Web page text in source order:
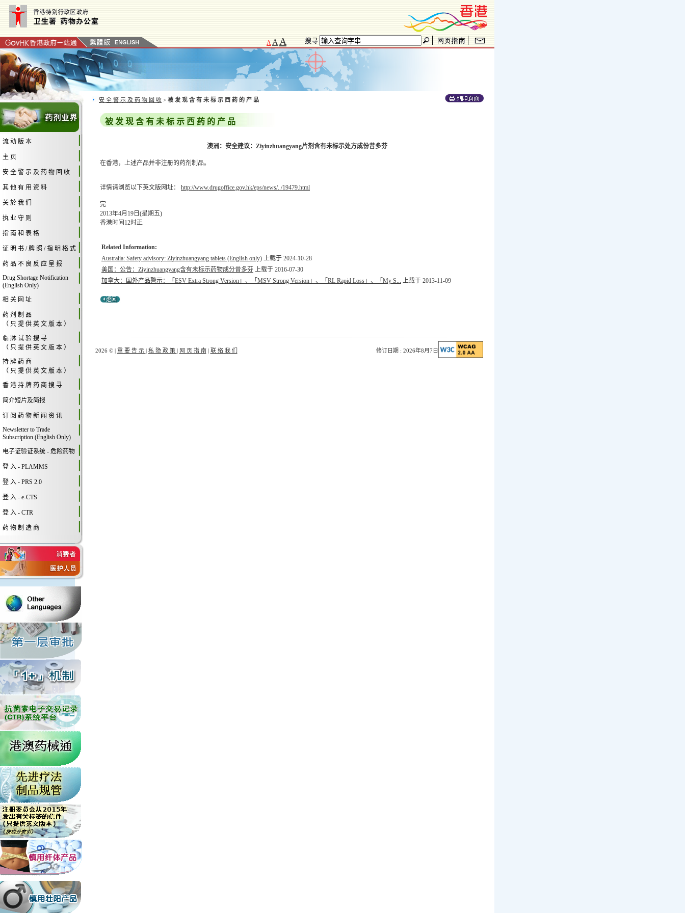
A A A
流 动 版 本
主 页
安 全 警 示 及 药 物 回 收
其 他 有 用 资 料
关 於 我 们
执 业 守 则
指 南 和 表 格
证 明 书 / 牌 照 / 指 明 格 式
药 品 不 良 反 应 呈 报
Drug Shortage Notification
(English Only)
相 关 网 址
药 剂 制 品
（ 只 提 供 英 文 版 本 ）
临 牀 试 验 搜 寻
（ 只 提 供 英 文 版 本 ）
持 牌 药 商
（ 只 提 供 英 文 版 本 ）
香 港 持 牌 药 商 搜 寻
简介短片及简报
订 阅 药 物 新 闻 资 讯
Newsletter to Trade
Subscription (English Only)
电子证验证系统 - 危险药物
登 入 - PLAMMS
登 入 - PRS 2.0
登 入 - e-CTS
登 入 - CTR
药 物 制 造 商
安 全 警 示 及 药 物 回 收 > 被 发 现 含 有 未 标 示 西 药 的 产 品
被 发 现 含 有 未 标 示 西 药 的 产 品
澳洲：安全建议：Ziyinzhuangyang片剂含有未标示处方成份昔多芬
在香港，上述产品并非注册的药剂制品。
详情请浏览以下英文版网址： http://www.drugoffice.gov.hk/eps/news/../19479.html
完
2013年4月19日(星期五)
香港时间12时正
Related Information:
Australia: Safety advisory: Ziyinzhuangyang tablets (English only) 上载于 2024-10-28
美国：公告：Ziyinzhuangyang含有未标示药物成分昔多芬 上载于 2016-07-30
加拿大：国外产品警示：「ESV Extra Strong Version」、「MSV Strong Version」、「RL Rapid Loss」、「My S... 上载于 2013-11-09
2026 © | 重 要 告 示 | 私 隐 政 策 | 网 页 指 南| 联 络 我 们 修订日期 : 2026年8月7日